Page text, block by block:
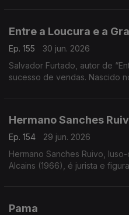
Entre a Loucura e a
Ep. 155
30 jun. 2026
Salvador Furtado, autor de
sucesso de vendas. Nascido
Hermano Sanches
Ep. 154
29 jun. 2026
Hermano Sanches Ruivo,
Alcains (1966), é jurista e
Pama